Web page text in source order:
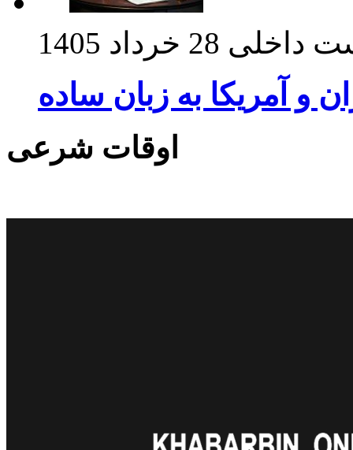
داخلی 28 خرداد 1405
و آمریکا به زبان ساده
اوقات شرعی